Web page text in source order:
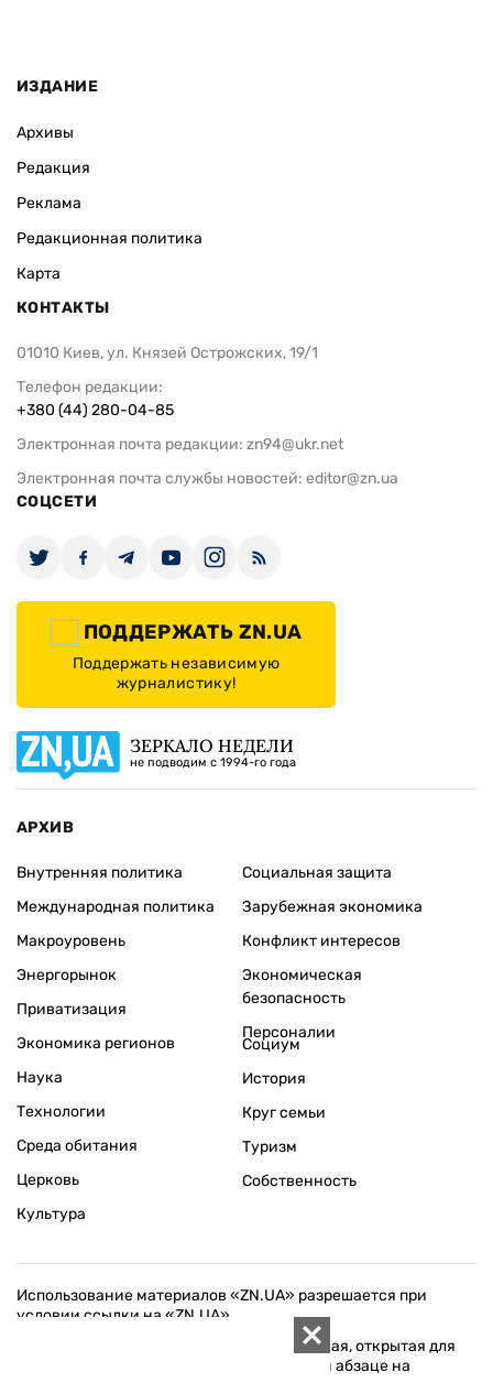
ИЗДАНИЕ
Архивы
Редакция
Реклама
Редакционная политика
Карта
КОНТАКТЫ
01010 Киев, ул. Князей Острожских, 19/1
Телефон редакции:
+380 (44) 280-04-85
Электронная почта редакции: zn94@ukr.net
Электронная почта службы новостей: editor@zn.ua
СОЦСЕТИ
ПОДДЕРЖАТЬ ZN.UA
Поддержать независимую
журналистику!
ЗЕРКАЛО НЕДЕЛИ
не подводим с 1994-го года
АРХИВ
Внутренняя политика
Международная политика
Макроуровень
Энергорынок
Приватизация
Экономика регионов
Социальная защита
Зарубежная экономика
Конфликт интересов
Экономическая
безопасность
Персоналии
Наука
Технологии
Среда обитания
Церковь
Культура
Социум
История
Круг семьи
Туризм
Собственность
Использование материалов «ZN.UA» разрешается при
условии ссылки на «ZN.UA».
Для интернет-изданий обязательна прямая, открытая для
поисковых систем, гиперссылка в первом абзаце на